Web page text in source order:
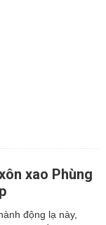
xao Phùng
động lạ này,